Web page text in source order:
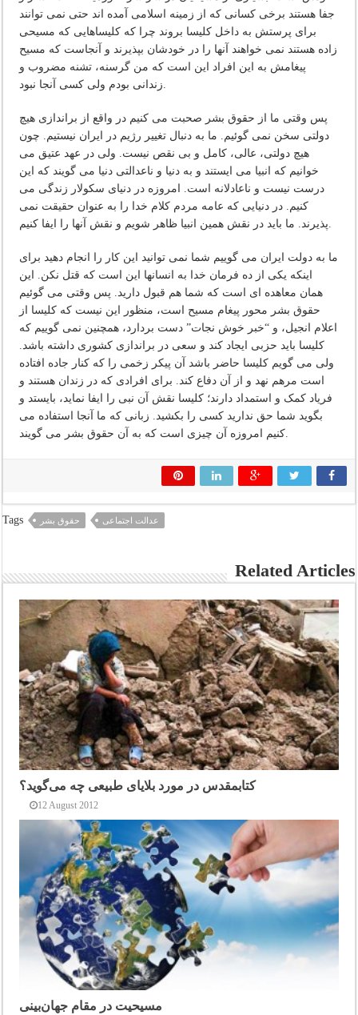
جفا هستند برخی کسانی که از زمینه اسلامی آمده اند حتی نمی توانند
برای پرستش به داخل کلیسا بروند چرا که کلیساهایی که مسیحی
زاده هستند نمی خواهند آنها را در خودشان بپذیرند و آنجاست که مسیح
پیغامش به این افراد این است که من گرسنه، تشنه مضروب و
زندانی بودم ولی کسی آنجا نبود.
پس وقتی ما از حقوق بشر صحبت می کنیم در واقع از براندازی هیچ
دولتی سخن نمی گوئیم. ما به دنبال تغییر رژیم در ایران نیستیم. چون
هیچ دولتی، عالی، کامل و بی نقص نیست. ولی در عهد عتیق می
خوانیم که انبیا می ایستند و به دنیا و ناعدالتی دنیا می گویند که این
درست نیست و ناعادلانه است. امروزه در دنیای سکولار زندگی می
کنیم. در دنیایی که عامه مردم کلام خدا را به عنوان حقیقت نمی
پذیرند. ما باید در نقش همین انبیا ظاهر شویم و نقش آنها را ایفا کنیم.
ما به دولت ایران می گوییم شما نمی توانید این کار را انجام دهید برای
اینکه یکی از ده فرمان خدا به انسانها این است که قتل نکن. این
همان معاهده ای است که شما هم قبول دارید. پس وقتی می گوئیم
حقوق بشر محور پیغام مسیح است، منظور این نیست که کلیسا از
اعلام انجیل، و “خبر خوش نجات” دست بردارد، همچنین نمی گوییم که
کلیسا باید حزبی ایجاد کند و سعی در براندازی کشوری داشته باشد.
ولی می گویم کلیسا حاضر باشد آن پیکر زخمی را که کنار جاده افتاده
است مرهم نهد و از آن دفاع کند. برای افرادی که در زندان هستند و
فریاد کمک و استمداد دارند؛ کلیسا نقش آن نبی را ایفا نماید، بایستد و
بگوید شما حق ندارید کسی را بکشید. زبانی که ما آنجا استفاده می
کنیم امروزه آن چیزی است که به آن حقوق بشر می گویند.
Tags حقوق بشر عدالت اجتماعی
Related Articles
کتابمقدس در مورد بلایای طبیعی چه می‌گوید؟
12 August 2012
مسیحیت در مقام جهان‌بینی